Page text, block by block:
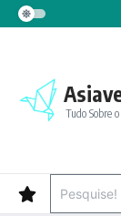
Ir para o conteúdo
Tudo Sobre